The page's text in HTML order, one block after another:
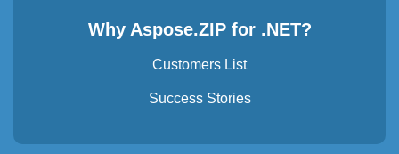
Why Aspose.ZIP for .NET?
Customers List
Success Stories